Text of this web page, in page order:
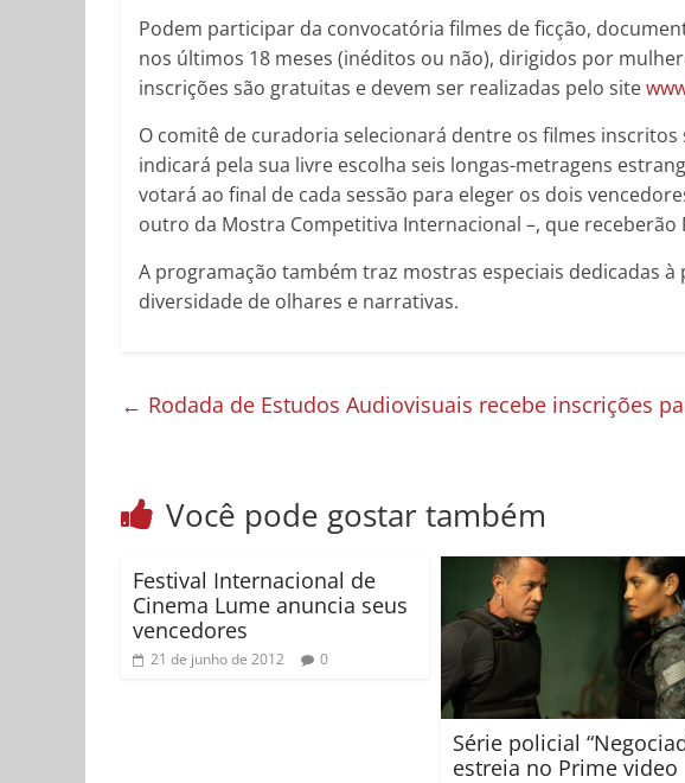
Podem participar da convocatória filmes de ficção,
nos últimos 18 meses (inéditos ou não), dirigidos por
inscrições são gratuitas e devem ser realizadas pelo site
O comitê de curadoria selecionará dentre os filmes
indicará pela sua livre escolha seis longas-metragens
votará ao final de cada sessão para eleger os dois
outro da Mostra Competitiva Internacional –, que receberão
A programação também traz mostras especiais dedicadas à
diversidade de olhares e narrativas.
← Rodada de Estudos Audiovisuais recebe inscrições
Você pode gostar também
Festival Internacional de
Cinema Lume anuncia seus
vencedores
21 de junho de 2012 0
Série policial
estreia no Prime video